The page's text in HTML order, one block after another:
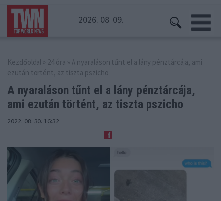
2026. 08. 09.
Kezdőoldal » 24 óra » A nyaraláson tűnt el a lány pénztárcája, ami
ezután történt, az tiszta pszicho
A nyaraláson tűnt el a lány pénztárcája,
ami ezután történt, az tiszta pszicho
2022. 08. 30. 16:32